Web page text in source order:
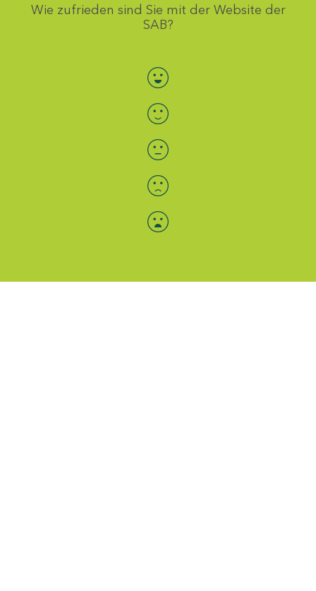
Wie zufrieden sind Sie mit der Website der
SAB?
Bewertung auswählen